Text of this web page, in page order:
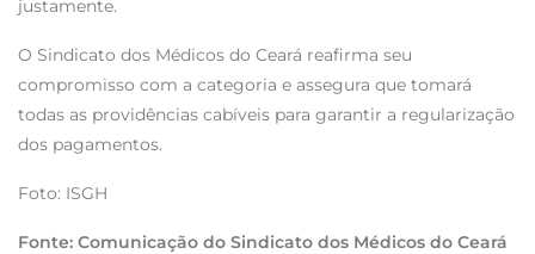
justamente.
O Sindicato dos Médicos do Ceará reafirma seu
compromisso com a categoria e assegura que tomará
todas as providências cabíveis para garantir a regularização
dos pagamentos.
Foto: ISGH
Fonte: Comunicação do Sindicato dos Médicos do Ceará